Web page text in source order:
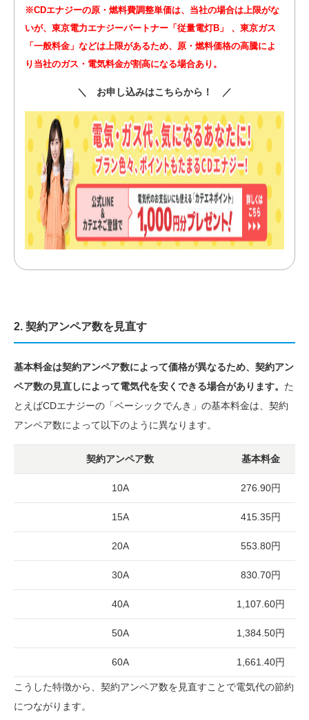
※CDエナジーの原・燃料費調整単価は、当社の場合は上限がな
いが、東京電力エナジーパートナー「従量電灯B」 、東京ガス
「一般料金」などは上限があるため、原・燃料価格の高騰によ
り当社のガス・電気料金が割高になる場合あり。
＼ お申し込みはこちらから！ ／
2. 契約アンペア数を見直す
基本料金は契約アンペア数によって価格が異なるため、契約アン
ペア数の見直しによって電気代を安くできる場合があります。 た
とえばCDエナジーの「ベーシックでんき」の基本料金は、契約
アンペア数によって以下のように異なります。
契約アンペア数 基本料金
10A 276.90円
15A 415.35円
20A 553.80円
30A 830.70円
40A 1,107.60円
50A 1,384.50円
60A 1,661.40円
こうした特徴から、契約アンペア数を見直すことで電気代の節約
につながります。